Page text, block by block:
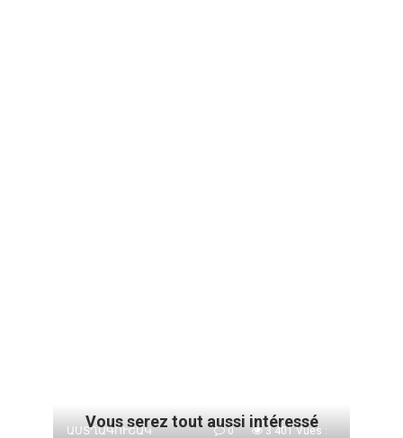
Vous serez tout aussi intéressé
ԱՍՏՂԱԳՈՒՇԱԿ 0 3 401 Vues :